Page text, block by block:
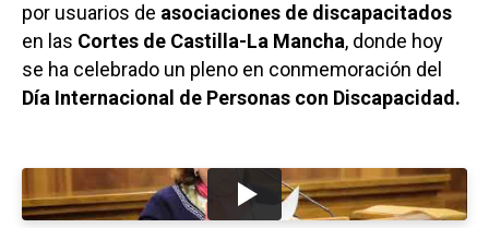
por usuarios de asociaciones de discapacitados
en las Cortes de Castilla-La Mancha, donde hoy
se ha celebrado un pleno en conmemoración del
Día Internacional de Personas con Discapacidad.